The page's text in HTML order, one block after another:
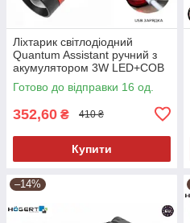
Ліхтарик світлодіодний
Quantum Assistant ручний з
акумулятором 3W LED+COB
з функцією Power Bank
Готово до відправки 16 од.
352,60 ₴ 410 ₴
Купити
–14%